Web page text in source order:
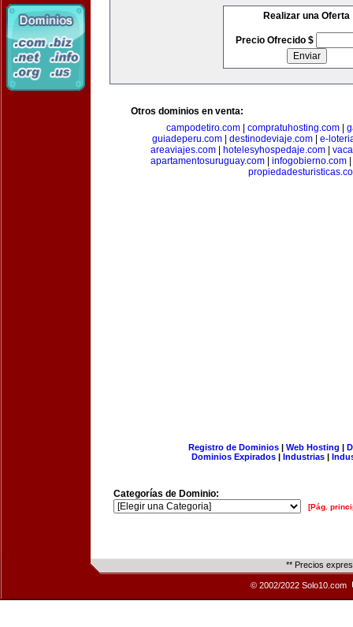
Realizar una Oferta
Precio Ofrecido $
Otros dominios en venta:
campodetiro.com
compratuhosting.com
guiadeperu.com
destinodeviaje.com
e-
areaviajes.com
hotelesyhospedaje.com
apartamentosuruguay.com
infogobierno.com
Registro de Dominios| Web Hosting |
Dominios Expirados | Industrias |
Categorías de Dominio:
[Pág.
** Precios
© 2002/2022 Solo10.com